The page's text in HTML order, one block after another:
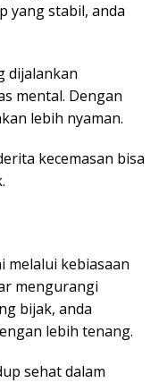
yang stabil, anda
dijalankan
mental. Dengan
lebih nyaman.
kecemasan bisa
melalui kebiasaan
mengurangi
bijak, anda
lebih tenang.
sehat dalam